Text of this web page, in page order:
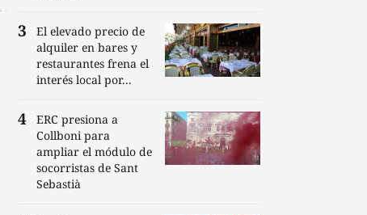
El elevado precio de
alquiler en bares y
restaurantes frena el
interés local por...
ERC presiona a
Collboni para
ampliar el módulo de
socorristas de Sant
Sebastià